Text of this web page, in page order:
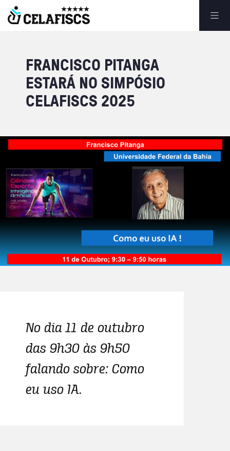
FRANCISCO PITANGA
ESTARÁ NO SIMPÓSIO
CELAFISCS 2025
No dia 11 de outubro
das 9h30 às 9h50
falando sobre: Como
eu uso IA.